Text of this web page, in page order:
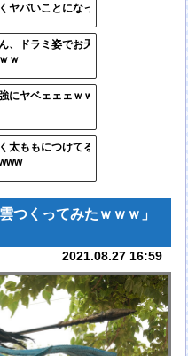
ヤバいことになっ
、ドラミ姿でお天
ｗ
にヤベェェェｗｗ
太ももにつけてる
つくってみたｗｗｗ」
2021.08.27 16:59